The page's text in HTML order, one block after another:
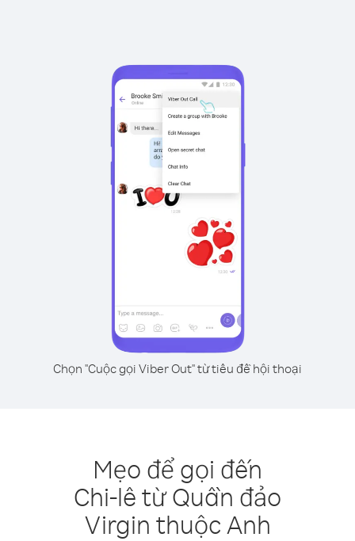
Chọn "Cuộc gọi Viber Out" từ tiêu đề hội thoại
Mẹo để gọi đến
Chi-lê từ Quần đảo
Virgin thuộc Anh